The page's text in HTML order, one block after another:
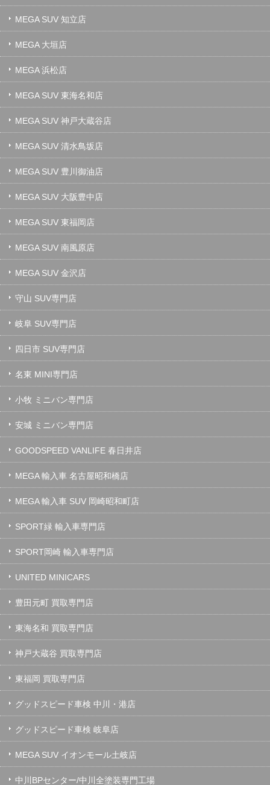
MEGA SUV 知立店
MEGA 大垣店
MEGA 浜松店
MEGA SUV 東海名和店
MEGA SUV 神戸大蔵谷店
MEGA SUV 清水鳥坂店
MEGA SUV 豊川御油店
MEGA SUV 大阪豊中店
MEGA SUV 東福岡店
MEGA SUV 南風原店
MEGA SUV 金沢店
守山 SUV専門店
岐阜 SUV専門店
四日市 SUV専門店
名東 MINI専門店
小牧 ミニバン専門店
安城 ミニバン専門店
GOODSPEED VANLIFE 春日井店
MEGA 輸入車 名古屋昭和橋店
MEGA 輸入車 SUV 岡崎昭和町店
SPORT緑 輸入車専門店
SPORT岡崎 輸入車専門店
UNITED MINICARS
豊田元町 買取専門店
東海名和 買取専門店
神戸大蔵谷 買取専門店
東福岡 買取専門店
グッドスピード車検 中川・港店
グッドスピード車検 岐阜店
MEGA SUV イオンモール土岐店
中川BPセンター/中川全塗装専門工場